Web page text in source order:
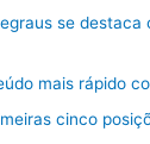
se destaca
mais rápido
cinco